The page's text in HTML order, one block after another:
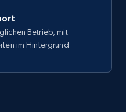
Betrieb, mit
im Hintergrund